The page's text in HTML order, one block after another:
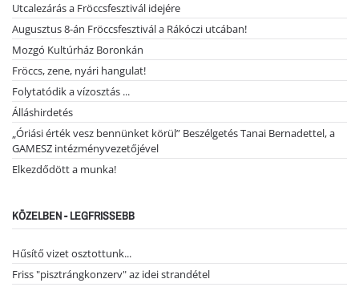
Utcalezárás a Fröccsfesztivál idejére
Augusztus 8-án Fröccsfesztivál a Rákóczi utcában!
Mozgó Kultúrház Boronkán
Fröccs, zene, nyári hangulat!
Folytatódik a vízosztás ...
Álláshirdetés
„Óriási érték vesz bennünket körül” Beszélgetés Tanai Bernadettel, a
GAMESZ intézményvezetőjével
Elkezdődött a munka!
KÖZELBEN - LEGFRISSEBB
Hűsítő vizet osztottunk...
Friss "pisztrángkonzerv" az idei strandétel